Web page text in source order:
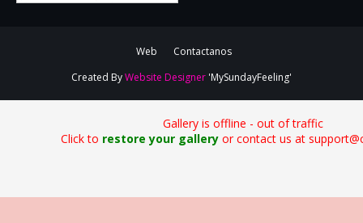
Web
Contactanos
Created ByWebsite Designer 'MySundayFeeling'
Gallery is offline - out of traffic
Click to restore your galleryor contact us at